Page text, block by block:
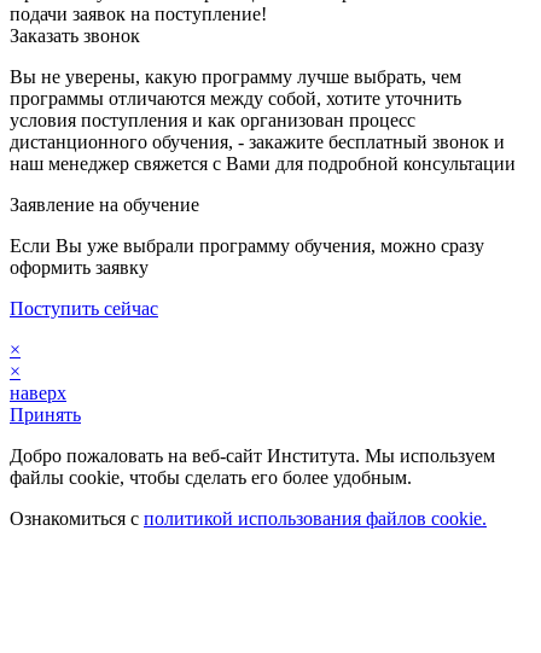
подачи заявок на поступление!
Заказать звонок
Вы не уверены, какую программу лучше выбрать, чем
программы отличаются между собой, хотите уточнить
условия поступления и как организован процесс
дистанционного обучения, - закажите бесплатный звонок и
наш менеджер свяжется с Вами для подробной консультации
Заявление на обучение
Если Вы уже выбрали программу обучения, можно сразу
оформить заявку
Поступить сейчас
×
×
наверх
Принять
Добро пожаловать на веб-сайт Института. Мы используем
файлы cookie, чтобы сделать его более удобным.
Ознакомиться с политикой использования файлов cookie.